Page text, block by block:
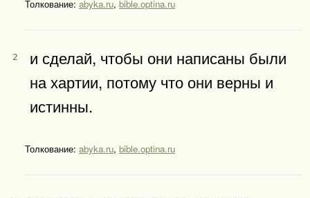
Толкование: abyka.ru, bible.optina.ru
2
и сделай, чтобы они написаны были
на хартии, потому что они верны и
истинны.
Толкование: abyka.ru, bible.optina.ru